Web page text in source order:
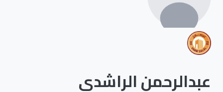
عبدالرحمن الراشدي